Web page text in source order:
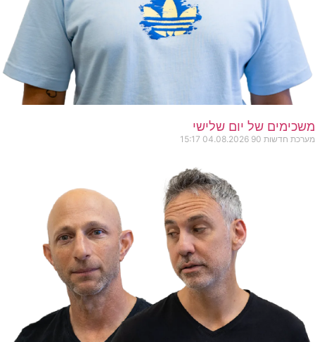
משכימים של יום שלישי
מערכת חדשות 90 04.08.2026
15:17